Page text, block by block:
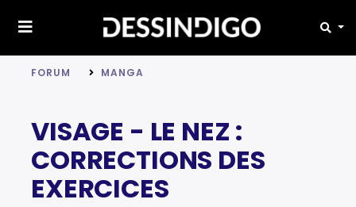
FORUM MANGA
VISAGE - LE NEZ :
CORRECTIONS DES
EXERCICES